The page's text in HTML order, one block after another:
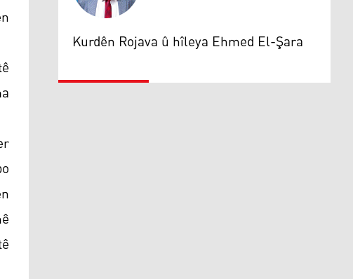
Mihemed Eli Destmalî
Kurdên Rojava û hîleya Ehmed El-Şara